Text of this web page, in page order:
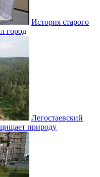
История старого
город
Легостаевский
природу